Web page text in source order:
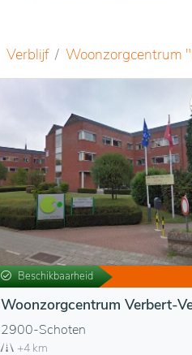
Verblijf Woonzorgcentrum
Beschikbaarheid
Woonzorgcentrum Verbert-
2900-Schoten
+4 km